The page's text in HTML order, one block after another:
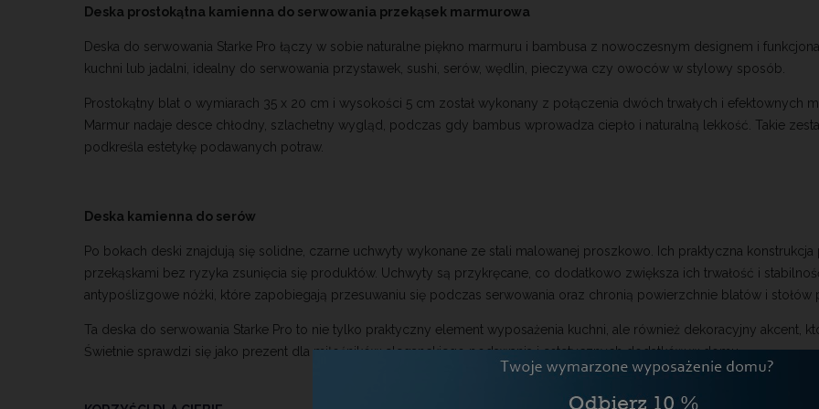
KOSZTÓW PŁATNOŚCI
Deska prostokątna kamienna do serwowania przekąsek marmurowa
Deska do serwowania Starke Pro łączy w sobie naturalne piękno marmuru i bambusa z nowoczesnym designem i
kuchni lub jadalni, idealny do serwowania przystawek, sushi, serów, wędlin, pieczywa czy owoców w stylowy sposób.
Prostokątny blat o wymiarach 35 x 20 cm i wysokości 5 cm został wykonany z połączenia dwóch trwałych i efektownych
Marmur nadaje desce chłodny, szlachetny wygląd, podczas gdy bambus wprowadza ciepło i naturalną lekkość. Takie
podkreśla estetykę podawanych potraw.
Deska kamienna do serów
Po bokach deski znajdują się solidne, czarne uchwyty wykonane ze stali malowanej proszkowo. Ich praktyczna
przekąskami bez ryzyka zsunięcia się produktów. Uchwyty są przykręcane, co dodatkowo zwiększa ich trwałość i
antypoślizgowe nóżki, które zapobiegają przesuwaniu się podczas serwowania oraz chronią powierzchnie blatów i stołów
Ta deska do serwowania Starke Pro to nie tylko praktyczny element wyposażenia kuchni, ale również dekoracyjny akcent,
Świetnie sprawdzi się jako prezent dla miłośników eleganckiego podawania i estetycznych dodatków w domu.